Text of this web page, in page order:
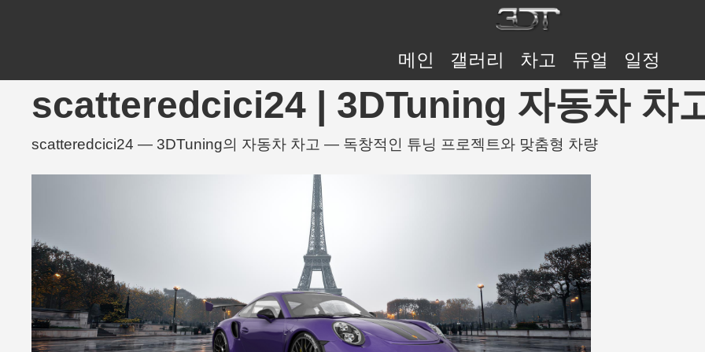
메인 갤러리 차고 듀얼 일정
scatteredcici24 | 3DTuning 자동차 차
scatteredcici24 — 3DTuning의 자동차 차고 — 독창적인 튜닝 프로젝트와 맞춤형 차량